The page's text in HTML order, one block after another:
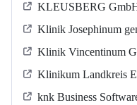
KLEUSBERG
Klinik Josephinum
Klinik Vincentinum
Klinikum Landkreis
knk Business